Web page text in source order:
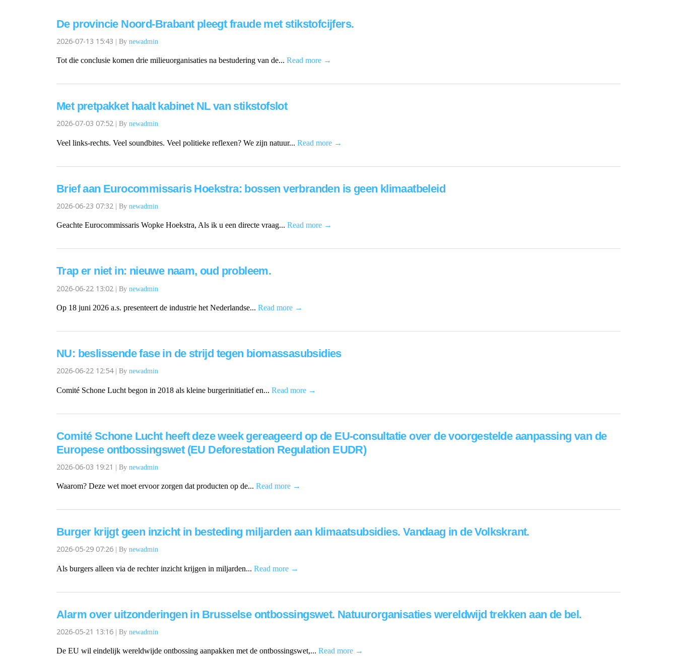
De provincie Noord-Brabant pleegt fraude met stikstofcijfers.
2026-07-13 15:43 | By newadmin
Tot die conclusie komen drie milieuorganisaties na bestudering van de... Read more →
Met pretpakket haalt kabinet NL van stikstofslot
2026-07-03 07:52 | By newadmin
Veel links-rechts. Veel soundbites. Veel politieke reflexen? We zijn natuur... Read more →
Brief aan Eurocommissaris Hoekstra: bossen verbranden is geen klimaatbeleid
2026-06-23 07:32 | By newadmin
Geachte Eurocommissaris Wopke Hoekstra, Als ik u een directe vraag... Read more →
Trap er niet in: nieuwe naam, oud probleem.
2026-06-22 13:02 | By newadmin
Op 18 juni 2026 a.s. presenteert de industrie het Nederlandse... Read more →
NU: beslissende fase in de strijd tegen biomassasubsidies
2026-06-22 12:54 | By newadmin
Comité Schone Lucht begon in 2018 als kleine burgerinitiatief en... Read more →
Comité Schone Lucht heeft deze week gereageerd op de EU-consultatie over de voorgestelde aanpassing van de
Europese ontbossingswet (EU Deforestation Regulation EUDR)
2026-06-03 19:21 | By newadmin
Waarom? Deze wet moet ervoor zorgen dat producten op de... Read more →
Burger krijgt geen inzicht in besteding miljarden aan klimaatsubsidies. Vandaag in de Volkskrant.
2026-05-29 07:26 | By newadmin
Als burgers alleen via de rechter inzicht krijgen in miljarden... Read more →
Alarm over uitzonderingen in Brusselse ontbossingswet. Natuurorganisaties wereldwijd trekken aan de bel.
2026-05-21 13:16 | By newadmin
De EU wil eindelijk wereldwijde ontbossing aanpakken met de ontbossingswet,... Read more →